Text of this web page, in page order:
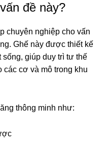
đề này?
chuyên nghiệp cho vấn
Ghế này được thiết kế
giúp duy trì tư thế
các cơ và mô trong khu
thông minh như: